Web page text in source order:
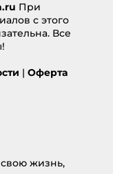
При
с этого
Все
| Оферта
жизнь,